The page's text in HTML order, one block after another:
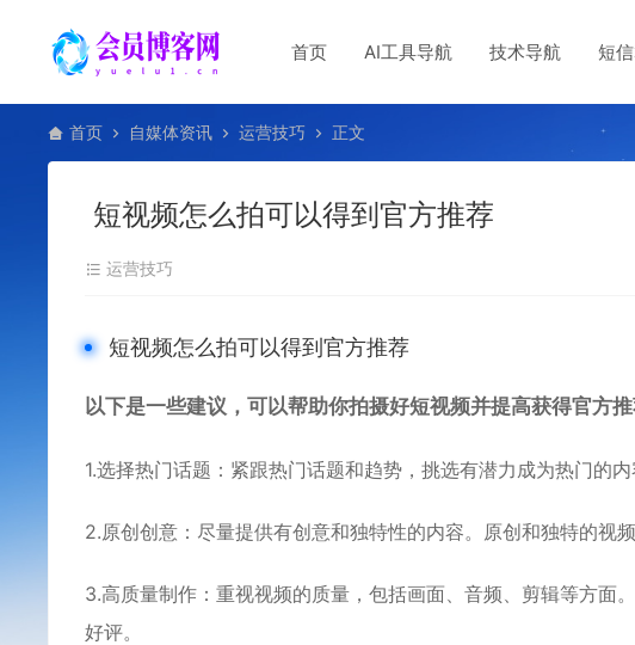
首页 AI工具导航 技术导航 短
首页 自媒体资讯 运营技巧 正文
短视频怎么拍可以得到官方推荐
运营技巧
短视频怎么拍可以得到官方推荐
以下是一些建议，可以帮助你拍摄好短视频并提高获得官方推
1.选择热门话题：紧跟热门话题和趋势，挑选有潜力成为热门的
2.原创创意：尽量提供有创意和独特性的内容。原创和独特的视
3.高质量制作：重视视频的质量，包括画面、音频、剪辑等方面
好评。